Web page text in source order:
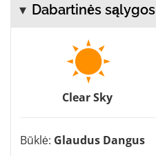
Dabartinės sąlygos
Clear Sky
Būklė: Glaudus Dangus